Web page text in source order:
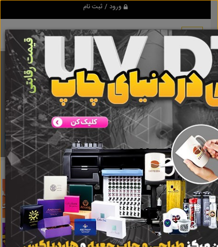
ورود / ثبت نام
برنامه اندروید تبلیغ شو
مرجع نیازمندیها و تبلیغات اینترنتی
دانلود